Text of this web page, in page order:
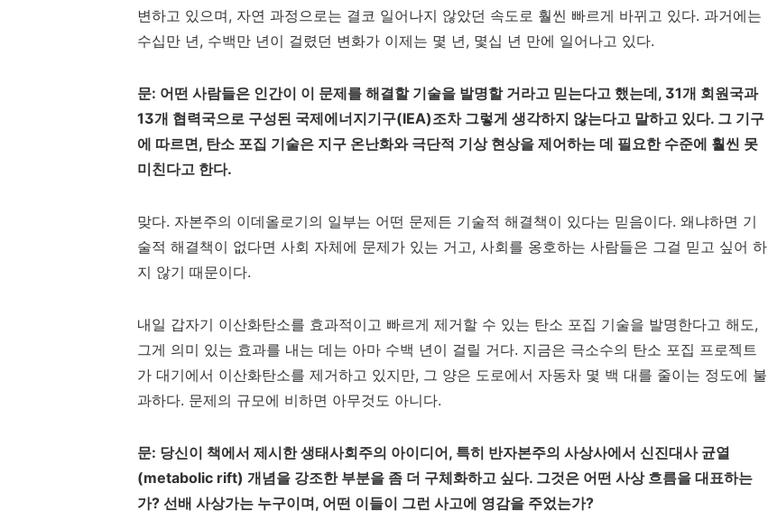
변하고 있으며, 자연 과정으로는 결코 일어나지 않았던 속도로 훨씬 빠르게 바뀌고 있다. 과거에는
수십만 년, 수백만 년이 걸렸던 변화가 이제는 몇 년, 몇십 년 만에 일어나고 있다.
문: 어떤 사람들은 인간이 이 문제를 해결할 기술을 발명할 거라고 믿는다고 했는데, 31개 회원국과
13개 협력국으로 구성된 국제에너지기구(IEA)조차 그렇게 생각하지 않는다고 말하고 있다. 그 기구
에 따르면, 탄소 포집 기술은 지구 온난화와 극단적 기상 현상을 제어하는 데 필요한 수준에 훨씬 못
미친다고 한다.
맞다. 자본주의 이데올로기의 일부는 어떤 문제든 기술적 해결책이 있다는 믿음이다. 왜냐하면 기
술적 해결책이 없다면 사회 자체에 문제가 있는 거고, 사회를 옹호하는 사람들은 그걸 믿고 싶어 하
지 않기 때문이다.
내일 갑자기 이산화탄소를 효과적이고 빠르게 제거할 수 있는 탄소 포집 기술을 발명한다고 해도,
그게 의미 있는 효과를 내는 데는 아마 수백 년이 걸릴 거다. 지금은 극소수의 탄소 포집 프로젝트
가 대기에서 이산화탄소를 제거하고 있지만, 그 양은 도로에서 자동차 몇 백 대를 줄이는 정도에 불
과하다. 문제의 규모에 비하면 아무것도 아니다.
문: 당신이 책에서 제시한 생태사회주의 아이디어, 특히 반자본주의 사상사에서 신진대사 균열
(metabolic rift) 개념을 강조한 부분을 좀 더 구체화하고 싶다. 그것은 어떤 사상 흐름을 대표하는
가? 선배 사상가는 누구이며, 어떤 이들이 그런 사고에 영감을 주었는가?